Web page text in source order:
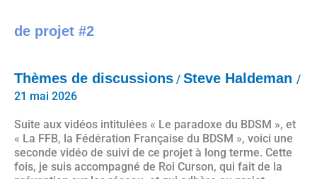
de projet #2
Thèmes de discussions / Steve Haldeman /
21 mai 2026
Suite aux vidéos intitulées « Le paradoxe du BDSM », et
« La FFB, la Fédération Française du BDSM », voici une
seconde vidéo de suivi de ce projet à long terme. Cette
fois, je suis accompagné de Roi Curson, qui fait de la